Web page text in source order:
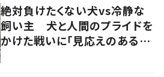
絶対負けたくない犬vs冷静な
飼い主 犬と人間のプライドを
かけた戦いに「見応えのある戦